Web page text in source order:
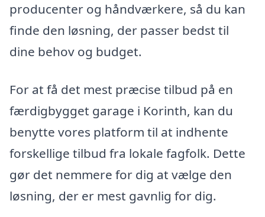
producenter og håndværkere, så du kan
finde den løsning, der passer bedst til
dine behov og budget.
For at få det mest præcise tilbud på en
færdigbygget garage i Korinth, kan du
benytte vores platform til at indhente
forskellige tilbud fra lokale fagfolk. Dette
gør det nemmere for dig at vælge den
løsning, der er mest gavnlig for dig.